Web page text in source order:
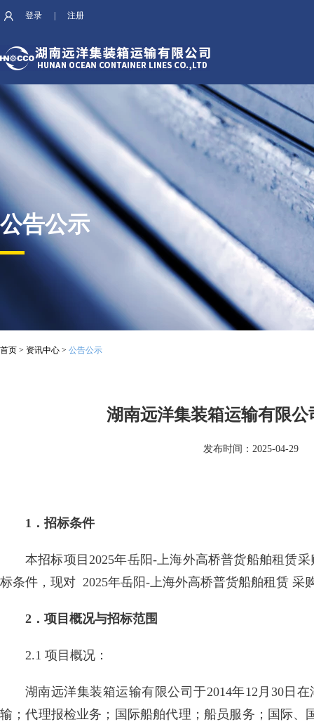
登录 注册
公告公示
首页 > 资讯中心 > 公告公示
湖南远洋集装箱运输有限
发布时间：2025-04-29
1．招标条件
本招标项目2025年岳阳-上海外高桥普货船舶租
标条件，现对 2025年岳阳-上海外高桥普货船舶租赁 采
2．项目概况与招标范围
2.1 项目概况：
湖南远洋集装箱运输有限公司于2014年12月30日
输；代理报检业务；国际船舶代理；船员服务；国际